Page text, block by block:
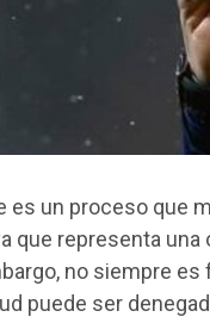
es un proceso que
que representa
no siempre
puede ser